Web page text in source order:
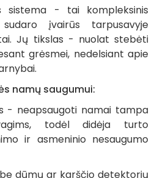
sistema - tai kompleksinis
įvairūs tarpusavyje
Jų tikslas - nuolat stebėti
grėsmei, nedelsiant apie
namų saugumui:
- neapsaugoti namai tampa
todėl didėja turto
ir asmeninio nesaugumo
dūmų ar karščio detektorių